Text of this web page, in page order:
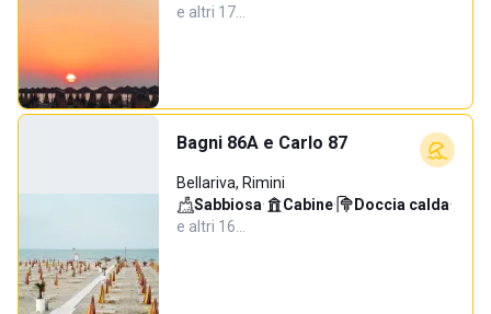
e altri 17…
Bagni 86A e Carlo 87
Bellariva, Rimini
Sabbiosa· Cabine· Doccia calda·
e altri 16…